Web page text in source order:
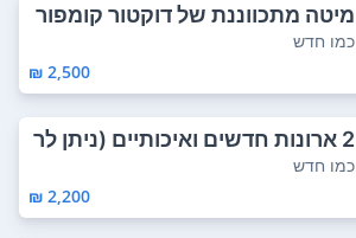
מיטה מתכווננת של דוקטור קומפור
ט. צבע אפ...
כמו חדש
2,500 ₪
2 ארונות חדשים ואיכותיים (ניתן לר
כוש רק ...
כמו חדש
2,200 ₪